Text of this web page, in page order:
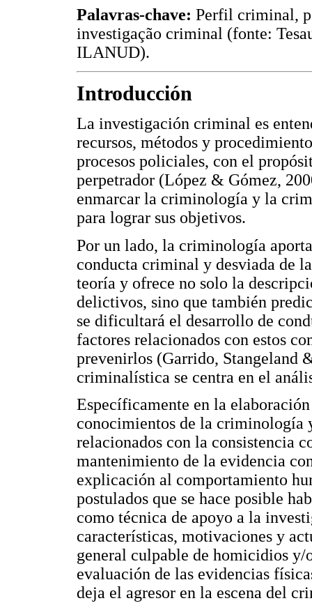
Palavras-chave: Perfil criminal,
investigação criminal (fonte:
ILANUD).
Introducción
La investigación criminal es
recursos, métodos y
procesos policiales, con el
perpetrador (López & Gómez,
enmarcar la criminología y la
para lograr sus objetivos.
Por un lado, la criminología
conducta criminal y desviada de
teoría y ofrece no solo la
delictivos, sino que también
se dificultará el desarrollo de
factores relacionados con estos
prevenirlos (Garrido, Stangeland
criminalística se centra en el
Específicamente en la
conocimientos de la criminología
relacionados con la consistencia
mantenimiento de la evidencia
explicación al comportamiento
postulados que se hace posible
como técnica de apoyo a la
características, motivaciones y
general culpable de homicidios
evaluación de las evidencias
deja el agresor en la escena del